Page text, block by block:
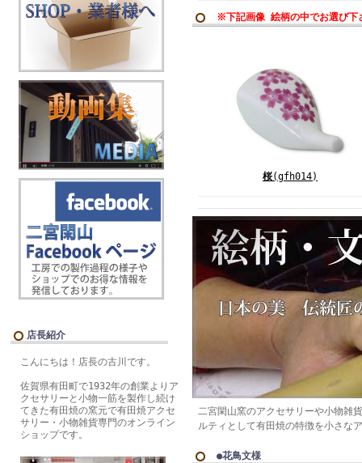
店長紹介
こんにちは！店長の古川です。
佐賀県有田町で1932年の創業よりア
クセサリーと小物一筋を製作し続け
てきた有田焼の窯元で有田焼アクセ
サリー・小物雑貨専門のオンライン
ショップです。
※下記画像 絵柄の中でお選び下
桜(gfh014)
二宮閑山窯のアクセサリーや小物雑
ルティとして有田焼の特徴を小さな
●花鳥文様